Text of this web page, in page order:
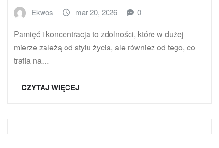
Ekwos mar 20, 2026 0
Pamięć i koncentracja to zdolności, które w dużej
mierze zależą od stylu życia, ale również od tego, co
trafia na…
CZYTAJ WIĘCEJ